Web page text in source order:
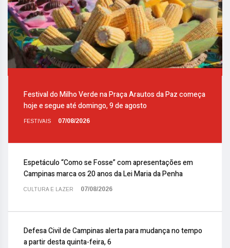
Festival do Milho Verde na Praça Arautos da Paz começa
hoje e segue até domingo, 9 de agosto
FESTIVAIS 07/08/2026
Espetáculo “Como se Fosse” com apresentações em
Campinas marca os 20 anos da Lei Maria da Penha
CULTURA E LAZER 07/08/2026
Defesa Civil de Campinas alerta para mudança no tempo
a partir desta quinta-feira, 6